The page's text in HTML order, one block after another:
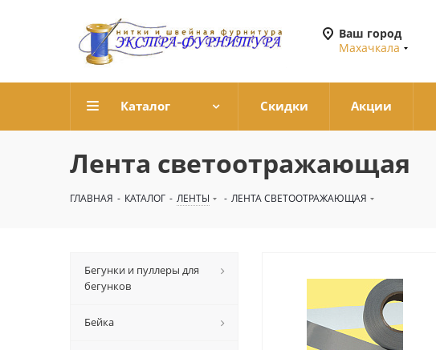
Ваш город
Махачкала
Каталог Скидки Акции
Лента светоотражающая
ГЛАВНАЯ - КАТАЛОГ - ЛЕНТЫ - ЛЕНТА СВЕТООТРАЖАЮЩАЯ
Бегунки и пуллеры для
бегунков
Бейка